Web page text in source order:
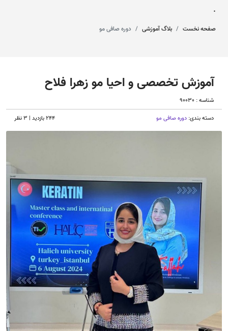
.
صفحه نخست بلاگ آموزشی دوره صافی مو
آموزش تخصصی و احیا مو زهرا فلاح
شناسه : 90030
دسته بندی: دوره صافی مو 244 بازدید | 3 نظر